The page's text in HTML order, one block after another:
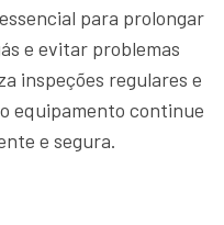
para prolongar
e evitar problemas
inspeções regulares e
equipamento continue
e segura.